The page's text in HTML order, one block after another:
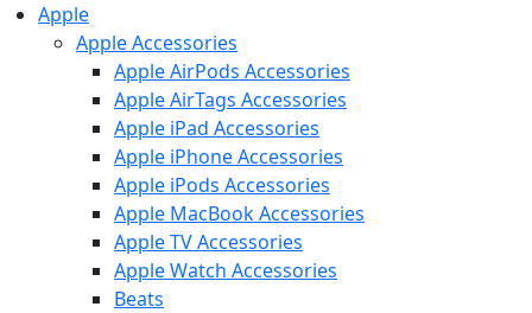
Apple
Apple Accessories
Apple AirPods Accessories
Apple AirTags Accessories
Apple iPad Accessories
Apple iPhone Accessories
Apple iPods Accessories
Apple MacBook Accessories
Apple TV Accessories
Apple Watch Accessories
Beats